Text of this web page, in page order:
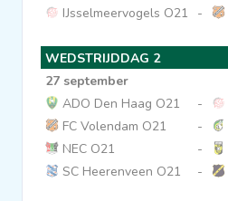
Voetbalpiramide
Links
VROUWEN
Clubs
IJsselmeervogels O21
-
WEDSTRIJDDAG 2
27 september
ADO Den Haag O21
-
FC Volendam O21
-
NEC O21
-
SC Heerenveen O21
-